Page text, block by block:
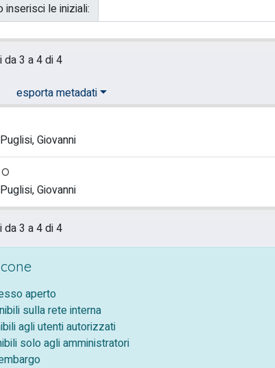
inserisci le iniziali:
3 a 4 di 4
esporta metadati
Giovanni
Giovanni
3 a 4 di 4
aperto
sulla rete interna
agli utenti autorizzati
solo agli amministratori